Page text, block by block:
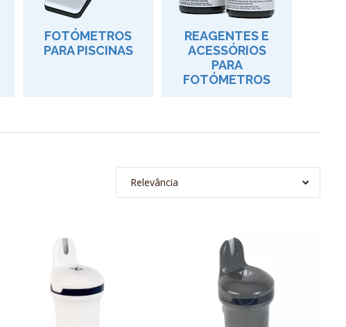
FOTÓMETROS
PARA PISCINAS
REAGENTES E
ACESSÓRIOS
PARA
FOTÓMETROS
Relevância